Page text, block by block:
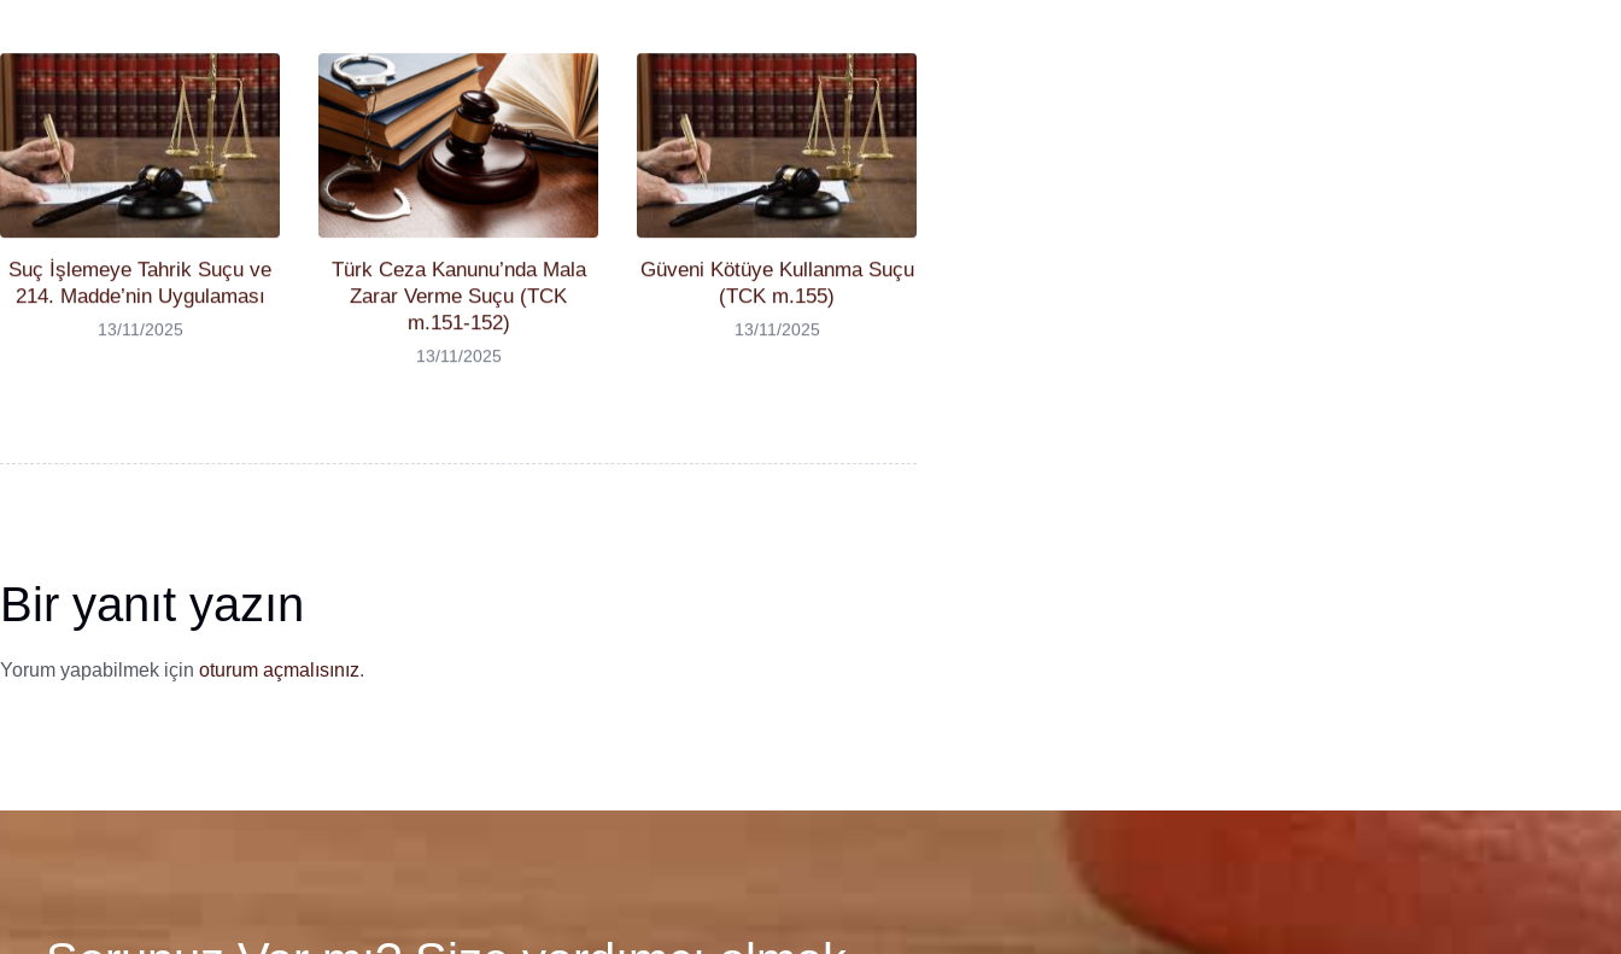
Suç İşlemeye Tahrik Suçu ve
214. Madde’nin Uygulaması
13/11/2025
Türk Ceza Kanunu’nda Mala
Zarar Verme Suçu (TCK
m.151-152)
13/11/2025
Güveni Kötüye Kullanma Suçu
(TCK m.155)
13/11/2025
Bir yanıt yazın
Yorum yapabilmek için oturum açmalısınız.